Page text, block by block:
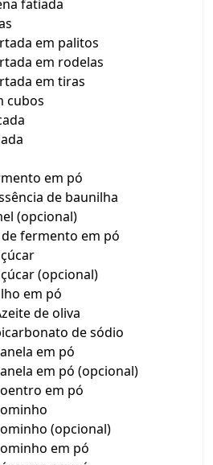
fatiada
em palitos
em rodelas
em tiras
cubos
em pó
de baunilha
(opcional)
fermento em pó
(opcional)
em pó
de oliva
de sódio
em pó
em pó (opcional)
em pó
(opcional)
em pó